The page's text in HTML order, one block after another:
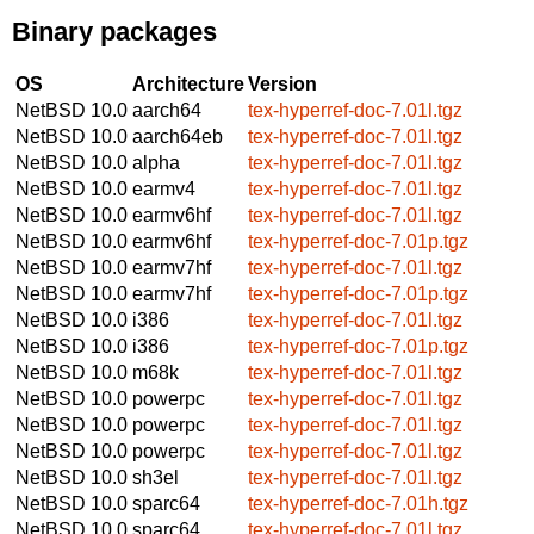
Binary packages
OS ArchitectureVersion
NetBSD 10.0 aarch64
tex-hyperref-doc-7.01l.tgz
NetBSD 10.0 aarch64eb
tex-hyperref-doc-7.01l.tgz
NetBSD 10.0 alpha
tex-hyperref-doc-7.01l.tgz
NetBSD 10.0 earmv4
tex-hyperref-doc-7.01l.tgz
NetBSD 10.0 earmv6hf
tex-hyperref-doc-7.01l.tgz
NetBSD 10.0 earmv6hf
tex-hyperref-doc-7.01p.tgz
NetBSD 10.0 earmv7hf
tex-hyperref-doc-7.01l.tgz
NetBSD 10.0 earmv7hf
tex-hyperref-doc-7.01p.tgz
NetBSD 10.0 i386
tex-hyperref-doc-7.01l.tgz
NetBSD 10.0 i386
tex-hyperref-doc-7.01p.tgz
NetBSD 10.0 m68k
tex-hyperref-doc-7.01l.tgz
NetBSD 10.0 powerpc
tex-hyperref-doc-7.01l.tgz
NetBSD 10.0 powerpc
tex-hyperref-doc-7.01l.tgz
NetBSD 10.0 powerpc
tex-hyperref-doc-7.01l.tgz
NetBSD 10.0 sh3el
tex-hyperref-doc-7.01l.tgz
NetBSD 10.0 sparc64
tex-hyperref-doc-7.01h.tgz
NetBSD 10.0 sparc64
tex-hyperref-doc-7.01l.tgz